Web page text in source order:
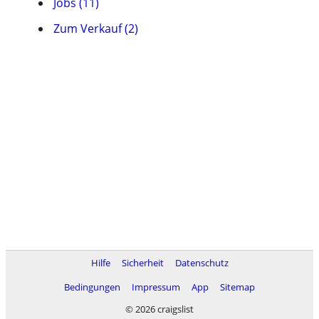
Zum Verkauf (2)
Hilfe Sicherheit
Datenschutz
Bedingungen
Impressum App
Sitemap
© 2026 craigslist